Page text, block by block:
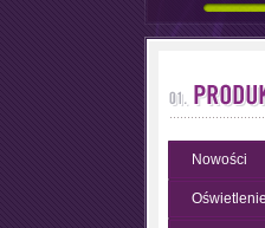
Nowości
Oświetlenie